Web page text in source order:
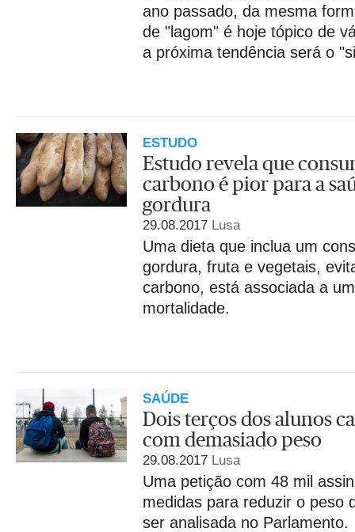
ano passado, da mesma
de "lagom" é hoje tópico de
a próxima tendência será o
ESTUDO
Estudo revela que
carbono é pior para a
gordura
29.08.2017 Lusa
Uma dieta que inclua um
gordura, fruta e vegetais,
carbono, está associada a
mortalidade.
SAÚDE
Dois terços dos alunos
com demasiado peso
29.08.2017 Lusa
Uma petição com 48 mil
medidas para reduzir o peso
ser analisada no Parlamento.